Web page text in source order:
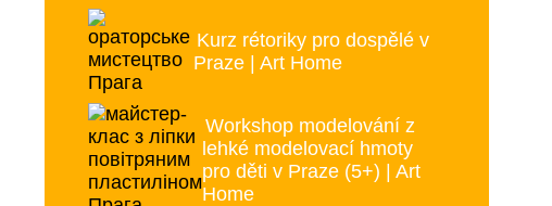
Kurz rétoriky pro dospělé v
Praze | Art Home
Workshop modelování z
lehké modelovací hmoty
pro děti v Praze (5+) | Art
Home